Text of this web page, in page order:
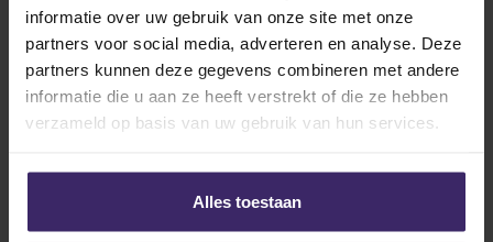
informatie over uw gebruik van onze site met onze
partners voor social media, adverteren en analyse. Deze
partners kunnen deze gegevens combineren met andere
informatie die u aan ze heeft verstrekt of die ze hebben
verzameld op basis van uw gebruik van hun services.
Alles toestaan
Highlights
Weekly Update – Week 44 2018
Oct